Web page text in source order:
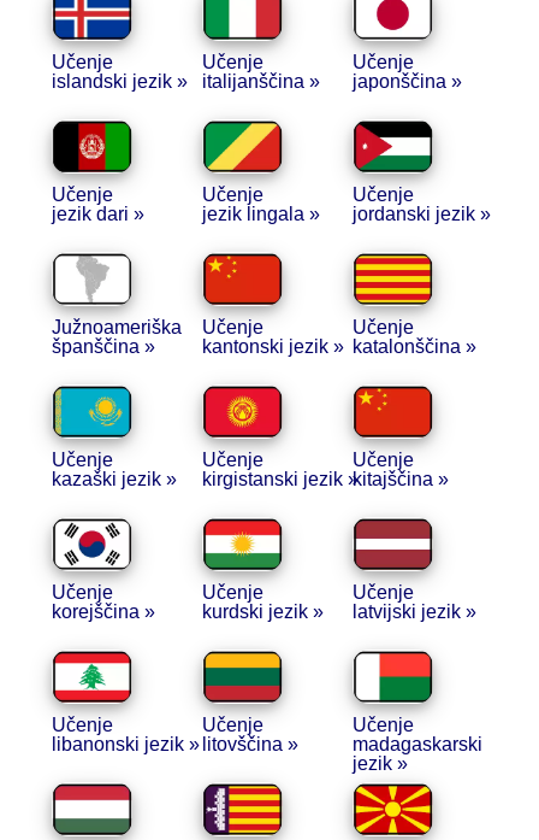
Učenje
islandski jezik »
Učenje
italijanščina »
Učenje
japonščina »
Učenje
jezik dari »
Učenje
jezik lingala »
Učenje
jordanski jezik »
Južnoameriška
španščina »
Učenje
kantonski jezik »
Učenje
katalonščina »
Učenje
kazaški jezik »
Učenje
kirgistanski jezik »
Učenje
kitajščina »
Učenje
korejščina »
Učenje
kurdski jezik »
Učenje
latvijski jezik »
Učenje
libanonski jezik »
Učenje
litovščina »
Učenje
madagaskarski
jezik »